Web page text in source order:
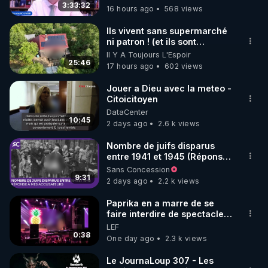
code : REGENERE10
▶ 30 jours gratuit sur l’application de méditation et
de bien-être ENVOL :
Rendez-vous sur https://www.envol.app/code
le code : REGENERE
croyance tomberait. À Caen,
où je résidais alors, je
diffusais un tract que j’avais
moi-même rédigé, intitulé:
"La vérité, enfin." L’adresse
postale de mon association y
public puisse se renseigner
davantage. Résultat: une
demande et deux lettres
d’injures pour plusieurs
En 1990, la loi Gayssot fut
promulguée. Le professeur
Faurisson me dit: "Le texte
sanctionne la contestation
de crimes contre l’humanité
‘qui ont été commis’. C’est
une aubaine pour nous, car
pour nous condamner, les
juges devront prouver que
les crimes contestés ont
conséquence, le débat
3:33:32
16 hours ago
568 views
25:46
Ils vivent sans supermarché
ni patron ! (et ils sont
heureux)
Il Y A Toujours L'Espoir
17 hours ago
602 views
10:45
Jouer a Dieu avec la meteo -
Citoicitoyen
DataCenter
2 days ago
2.6 k views
9:31
Nombre de juifs disparus
entre 1941 et 1945 (Réponse
à mes accusateurs)
Sans Concession
2 days ago
2.2 k views
0:38
Paprika en a marre de se
faire interdire de spectacle.
Elle décide donc de devenir
DJ !
LEF
One day ago
2.3 k views
Le JournaLoup 307 - Les